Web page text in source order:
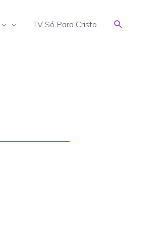
TV Só Para Cristo Search